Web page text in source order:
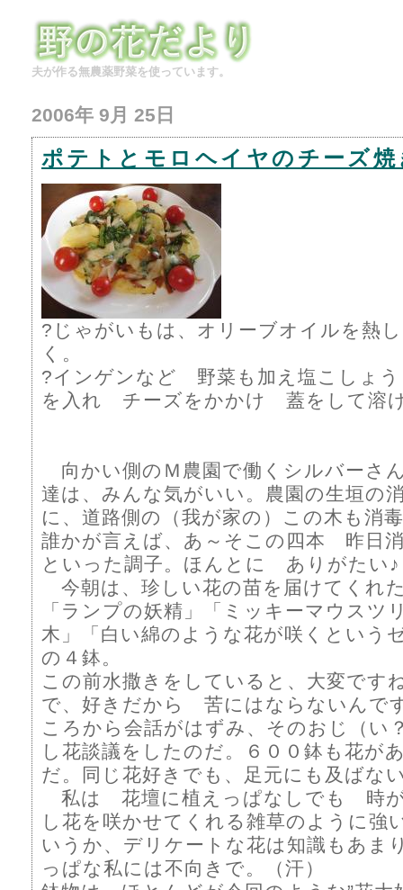
夫が作る無農薬野菜を使っています。
2006年 9月 25日
ポテトとモロヘイヤのチーズ焼
?じゃがいもは、オリーブオイルを熱
く。
?インゲンなど 野菜も加え塩こしょ
を入れ チーズをかかけ 蓋をして溶
向かい側のＭ農園で働くシルバーさ
達は、みんな気がいい。農園の生垣の
に、道路側の（我が家の）この木も消
誰かが言えば、あ～そこの四本 昨日
といった調子。ほんとに ありがたい♪
今朝は、珍しい花の苗を届けてくれ
「ランプの妖精」「ミッキーマウスツ
木」「白い綿のような花が咲くという
の４鉢。
この前水撒きをしていると、大変です
で、好きだから 苦にはならないんで
ころから会話がはずみ、そのおじ（い
し花談議をしたのだ。６００鉢も花が
だ。同じ花好きでも、足元にも及ばな
私は 花壇に植えっぱなしでも 時が
し花を咲かせてくれる雑草のように
いうか、デリケートな花は知識もあ
っぱな私には不向きで。（汗）